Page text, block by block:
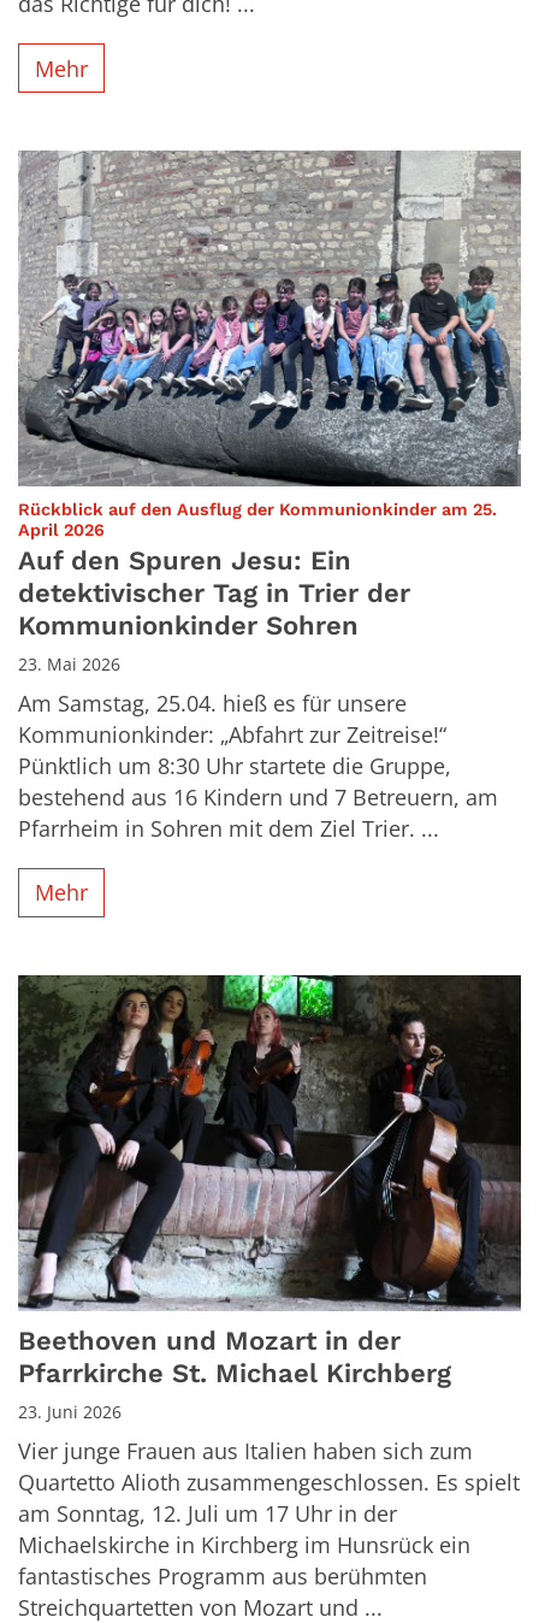
Mehr
Rückblick auf den Ausflug der Kommunionkinder am 25.
April 2026
Auf den Spuren Jesu: Ein
detektivischer Tag in Trier der
Kommunionkinder Sohren
23. Mai 2026
Am Samstag, 25.04. hieß es für unsere
Kommunionkinder: „Abfahrt zur Zeitreise!“
Pünktlich um 8:30 Uhr startete die Gruppe,
bestehend aus 16 Kindern und 7 Betreuern, am
Pfarrheim in Sohren mit dem Ziel Trier. ...
Mehr
Beethoven und Mozart in der
Pfarrkirche St. Michael Kirchberg
23. Juni 2026
Vier junge Frauen aus Italien haben sich zum
Quartetto Alioth zusammengeschlossen. Es spielt
am Sonntag, 12. Juli um 17 Uhr in der
Michaelskirche in Kirchberg im Hunsrück ein
fantastisches Programm aus berühmten
Streichquartetten von Mozart und ...